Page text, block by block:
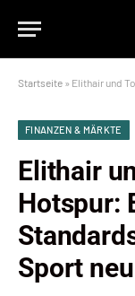
Startseite » Elithair und
FINANZEN & MÄRKTE
Elithair
Hotspur:
Sport